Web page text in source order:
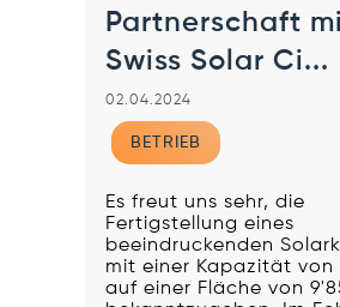
Partnerschaft
Swiss Solar Ci...
02.04.2024
BETRIEB
Es freut uns sehr, die
Fertigstellung eines
beeindruckenden
mit einer Kapazität von
auf einer Fläche von